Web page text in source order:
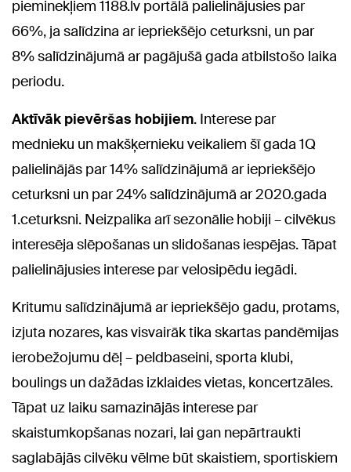
pieminekļiem 1188.lv portālā palielinājusies par
66%, ja salīdzina ar iepriekšējo ceturksni, un par
8% salīdzinājumā ar pagājušā gada atbilstošo laika
periodu.
Aktīvāk pievēršas hobijiem. Interese par
mednieku un makšķernieku veikaliem šī gada 1Q
palielinājās par 14% salīdzinājumā ar iepriekšējo
ceturksni un par 24% salīdzinājumā ar 2020.gada
1.ceturksni. Neizpalika arī sezonālie hobiji – cilvēkus
interesēja slēpošanas un slidošanas iespējas. Tāpat
palielinājusies interese par velosipēdu iegādi.
Kritumu salīdzinājumā ar iepriekšējo gadu, protams,
izjuta nozares, kas visvairāk tika skartas pandēmijas
ierobežojumu dēļ – peldbaseini, sporta klubi,
boulings un dažādas izklaides vietas, koncertzāles.
Tāpat uz laiku samazinājās interese par
skaistumkopšanas nozari, lai gan nepārtraukti
saglabājās cilvēku vēlme būt skaistiem, sportiskiem